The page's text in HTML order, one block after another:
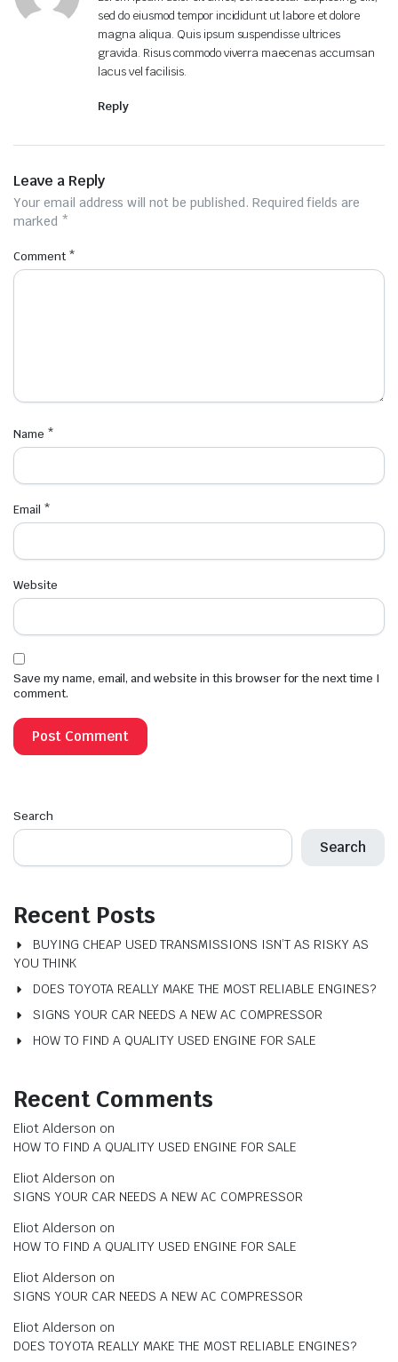
sed do eiusmod tempor incididunt ut labore et dolore
magna aliqua. Quis ipsum suspendisse ultrices
gravida. Risus commodo viverra maecenas accumsan
lacus vel facilisis.
Reply
Leave a Reply
Your email address will not be published. Required fields are
marked *
Comment *
Name *
Email *
Website
Save my name, email, and website in this browser for the next time I
comment.
Search
Search
Recent Posts
BUYING CHEAP USED TRANSMISSIONS ISN’T AS RISKY AS
YOU THINK
DOES TOYOTA REALLY MAKE THE MOST RELIABLE ENGINES?
SIGNS YOUR CAR NEEDS A NEW AC COMPRESSOR
HOW TO FIND A QUALITY USED ENGINE FOR SALE
Recent Comments
Eliot Alderson on
HOW TO FIND A QUALITY USED ENGINE FOR SALE
Eliot Alderson on
SIGNS YOUR CAR NEEDS A NEW AC COMPRESSOR
Eliot Alderson on
HOW TO FIND A QUALITY USED ENGINE FOR SALE
Eliot Alderson on
SIGNS YOUR CAR NEEDS A NEW AC COMPRESSOR
Eliot Alderson on
DOES TOYOTA REALLY MAKE THE MOST RELIABLE ENGINES?